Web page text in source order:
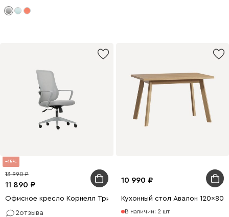
15
11 890
13 990
Офисное кресло Корнелл Трикотаж Серый
2отзыва
10 990
Кухонный стол Авалон 120x80
В наличии: 2 шт.